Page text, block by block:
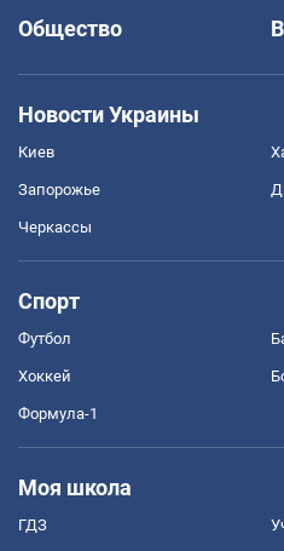
Общество
Новости Украины
Киев
Запорожье
Черкассы
Спорт
Футбол
Хоккей
Формула-1
Моя школа
ГДЗ